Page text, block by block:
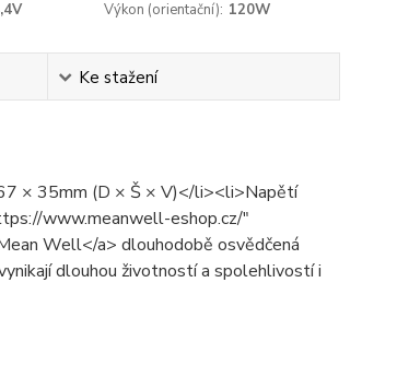
Výkon (orientační): 120W
Ke stažení
× 35mm (D × Š × V)</li><li>Napětí
www.meanwell-eshop.cz/"
Well</a> dlouhodobě osvědčená
dlouhou životností a spolehlivostí i